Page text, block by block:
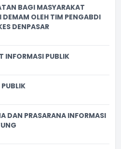
BAGI MASYARAKAT
OLEH TIM PENGABDI
DENPASAR
INFORMASI PUBLIK
DAN PRASARANA INFORMASI